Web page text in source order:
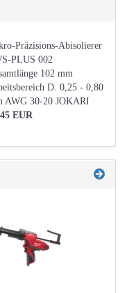
Präzisions-Abisolierer
PLUS 002
102 mm
D. 0,25 - 0,80
AWG 30-20 JOKARI
EUR